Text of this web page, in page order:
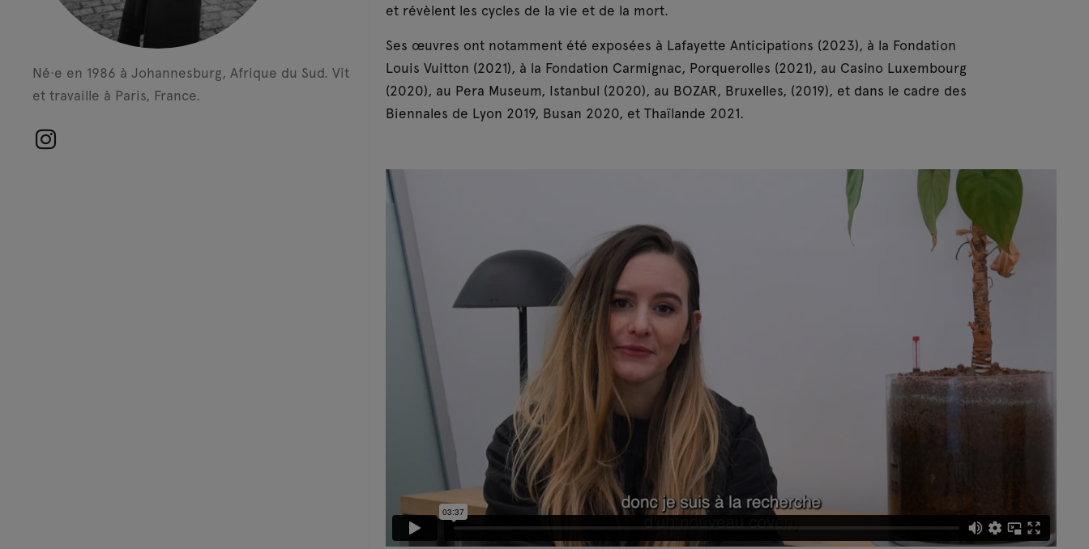
Né·e en 1986 à Johannesburg, Afrique du Sud. Vit
et travaille à Paris, France.
et révèlent les cycles de la vie et de la mort.
Ses œuvres ont notamment été exposées à Lafayette Anticipations (2023), à la Fondation
Louis Vuitton (2021), à la Fondation Carmignac, Porquerolles (2021), au Casino Luxembourg
(2020), au Pera Museum, Istanbul (2020), au BOZAR, Bruxelles, (2019), et dans le cadre des
Biennales de Lyon 2019, Busan 2020, et Thaïlande 2021.